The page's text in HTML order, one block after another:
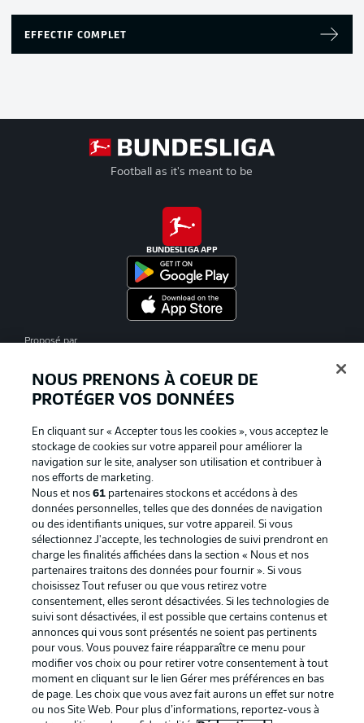
EFFECTIF COMPLET
Football as it's meant to be
BUNDESLIGA APP
Proposé par
La publicité Conditions d’utilisation des
services
Mentions Légales Gérer mes préférences
Déclaration de
confidentialité
Diffuseurs
Travaux Contact
Joueurs
NOUS PRENONS À COEUR DE
PROTÉGER VOS DONNÉES
En cliquant sur « Accepter tous les cookies », vous acceptez le
stockage de cookies sur votre appareil pour améliorer la
navigation sur le site, analyser son utilisation et contribuer à
nos efforts de marketing.
Nous et nos 61partenaires stockons et accédons à des
données personnelles, telles que des données de navigation
ou des identifiants uniques, sur votre appareil. Si vous
sélectionnez J'accepte, les technologies de suivi prendront en
charge les finalités affichées dans la section « Nous et nos
partenaires traitons des données pour fournir ». Si vous
choisissez Tout refuser ou que vous retirez votre
consentement, elles seront désactivées. Si les technologies de
suivi sont désactivées, il est possible que certains contenus et
annonces qui vous sont présentés ne soient pas pertinents
pour vous. Vous pouvez faire réapparaître ce menu pour
modifier vos choix ou pour retirer votre consentement à tout
moment en cliquant sur le lien Gérer mes préférences en bas
de page. Les choix que vous avez fait aurons un effet sur notre
ou nos Site Web. Pour plus d’informations, reportez-vous à